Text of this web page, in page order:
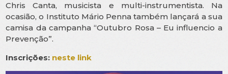
Chris Canta, musicista e multi-instrumentista. Na
ocasião, o Instituto Mário Penna também lançará a sua
camisa da campanha “Outubro Rosa – Eu influencio a
Prevenção”.
Inscrições: neste link